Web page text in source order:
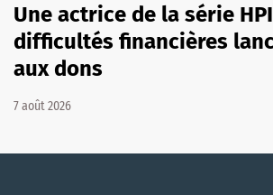
Une actrice de la série
difficultés financières
aux dons
7 août 2026